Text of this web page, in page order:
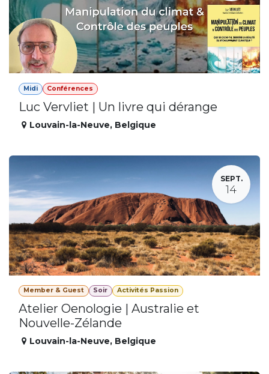
Midi Conférences
Luc Vervliet | Un livre qui dérange
Louvain-la-Neuve, Belgique
SEPT.
14
Member & Guest Soir Activités Passion
Atelier Oenologie | Australie et
Nouvelle-Zélande
Louvain-la-Neuve, Belgique